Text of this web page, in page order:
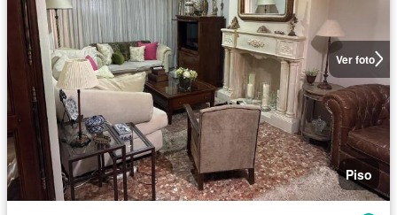
Ver foto
Piso